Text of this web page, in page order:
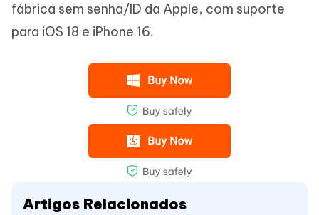
fábrica sem senha/ID da Apple, com suporte
para iOS 18 e iPhone 16.
Artigos Relacionados